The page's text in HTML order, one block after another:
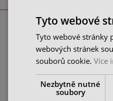
Stopková
kleštiny na
skladem u
Tyto webové
Tyto webové stránky
webových stránek
souborů cookie. Více
Nezbytně nutné
soubory